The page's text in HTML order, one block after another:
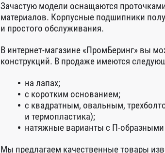
Зачастую модели оснащаются
материалов. Корпусные подшипники
и простого обслуживания.
В интернет-магазине «ПромБеринг» вы
конструкций. В продаже имеются
на лапах;
с коротким основанием;
с квадратным, овальным,
и термопластика);
натяжные варианты с П-
Мы предлагаем качественные товары